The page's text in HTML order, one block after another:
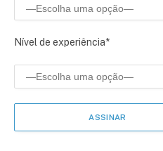
Nível de experiência*